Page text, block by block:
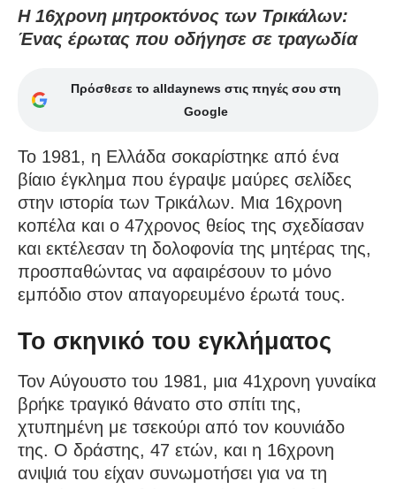
Η 16χρονη μητροκτόνος των Τρικάλων:
Ένας έρωτας που οδήγησε σε τραγωδία
Πρόσθεσε το alldaynews στις πηγές σου στη
Google
Το 1981, η Ελλάδα σοκαρίστηκε από ένα
βίαιο έγκλημα που έγραψε μαύρες σελίδες
στην ιστορία των Τρικάλων. Μια 16χρονη
κοπέλα και ο 47χρονος θείος της σχεδίασαν
και εκτέλεσαν τη δολοφονία της μητέρας της,
προσπαθώντας να αφαιρέσουν το μόνο
εμπόδιο στον απαγορευμένο έρωτά τους.
Το σκηνικό του εγκλήματος
Τον Αύγουστο του 1981, μια 41χρονη γυναίκα
βρήκε τραγικό θάνατο στο σπίτι της,
χτυπημένη με τσεκούρι από τον κουνιάδο
της. Ο δράστης, 47 ετών, και η 16χρονη
ανιψιά του είχαν συνωμοτήσει για να τη